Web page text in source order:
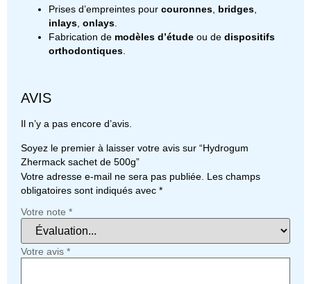
Prises d’empreintes pour couronnes, bridges,
inlays, onlays.
Fabrication de modèles d’étude ou de dispositifs
orthodontiques.
AVIS
Il n’y a pas encore d’avis.
Soyez le premier à laisser votre avis sur “Hydrogum
Zhermack sachet de 500g”
Votre adresse e-mail ne sera pas publiée. Les champs
obligatoires sont indiqués avec *
Votre note *
Votre avis *